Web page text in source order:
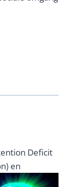
Deficit
en